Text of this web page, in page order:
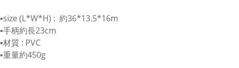
▪️size (L*W*H) : 約36*13.5*16m
▪️手柄約長23cm
▪️材質 : PVC
▪️重量約450g